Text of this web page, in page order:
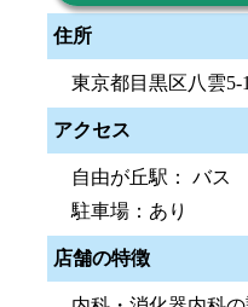
住所
東京都目黒区八雲5-
アクセス
自由が丘駅： バス
駐車場：あり
店舗の特徴